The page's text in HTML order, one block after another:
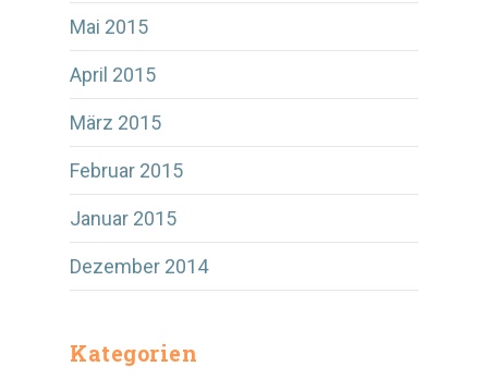
Mai 2015
April 2015
März 2015
Februar 2015
Januar 2015
Dezember 2014
Kategorien